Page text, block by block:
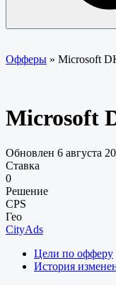
Офферы » Microsoft
Microsoft
Обновлен 6 августа
Ставка
0
Решение
CPS
Гео
CityAds
Цели по офферу
История